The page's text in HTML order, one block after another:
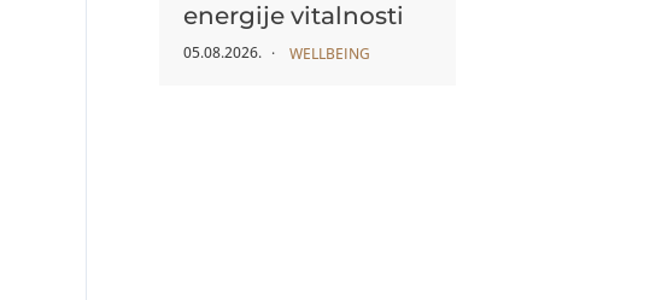
energije vitalnosti
05.08.2026. WELLBEING